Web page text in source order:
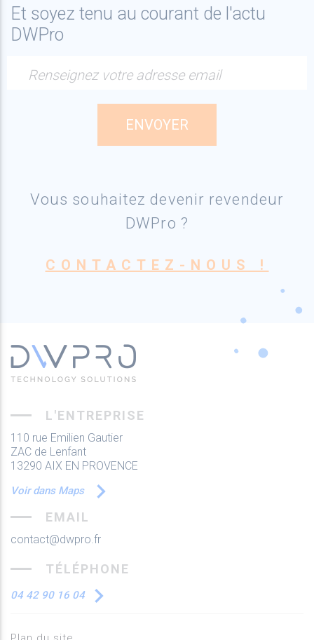
Et soyez tenu au courant de l'actu
DWPro
Renseignez votre adresse email
Vous souhaitez devenir revendeur
DWPro ?
CONTACTEZ-NOUS !
L'ENTREPRISE
110 rue Emilien Gautier
ZAC de Lenfant
13290 AIX EN PROVENCE
Voir dans Maps
EMAIL
contact@dwpro.fr
TÉLÉPHONE
04 42 90 16 04